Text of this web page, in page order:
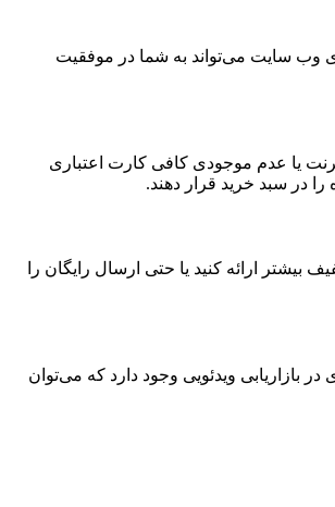
وب سایت می‌تواند به شما در موفقیت
یا عدم موجودی کافی کارت اعتباری
ارائه کنید یا حتی ارسال رایگان را
بازاریابی ویدئویی وجود دارد که می‌توان